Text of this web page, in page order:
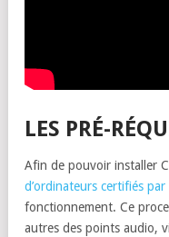
LES PRÉ-
Afin de pouvoir installer
d’ordinateurs certifiés
fonctionnement. Ce
autres des points audio,